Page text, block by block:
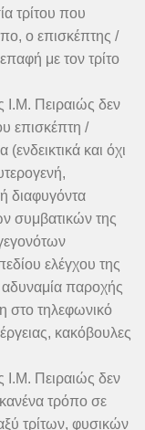
τρίτου που
ο επισκέπτης /
με τον τρίτο
Ι.Μ. Πειραιώς δεν
επισκέπτη /
και όχι
διαφυγόντα
συμβατικών της
ελέγχου της
αδυναμία παροχής
στο τηλεφωνικό
κακόβουλες
Ι.Μ. Πειραιώς δεν
τρόπο σε
τρίτων, φυσικών